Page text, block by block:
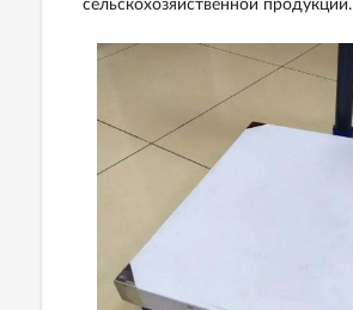
сельскохозяйственной продукции.